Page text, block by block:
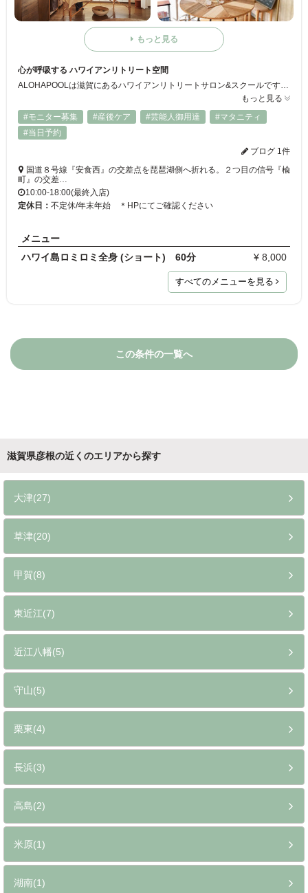
もっと見る
心が呼吸する ハワイアンリトリート空間
ALOHAPOOLは滋賀にあるハワイアンリトリートサロン&スクールです。日々変化するお一人ずつの体調に合わせて解剖学に基づいた本場ハワイ島のロミロミ技術と呼吸法で心と身体両方への深いリラクゼーションをご提供いたします。
もっと見る
#モニター募集
#産後ケア #芸能人御用達
#マタニティ
#当日予約
ブログ 1件
国道８号線『安食西』の交差点を琵琶湖側へ折れる。２つ目の信号『楡
町』の交差…
10:00-18:00(最終入店)
定休日： 不定休/年末年始 ＊HPにてご確認ください
メニュー
ハワイ島ロミロミ全身 (ショート) 60分
¥ 8,000
すべてのメニューを見る
この条件の一覧へ
滋賀県彦根の近くのエリアから探す
大津(27)
草津(20)
甲賀(8)
東近江(7)
近江八幡(5)
守山(5)
栗東(4)
長浜(3)
高島(2)
米原(1)
湖南(1)